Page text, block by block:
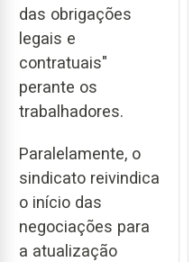
das obrigações
legais e
contratuais"
perante os
trabalhadores.
Paralelamente, o
sindicato reivindica
o início das
negociações para
a atualização